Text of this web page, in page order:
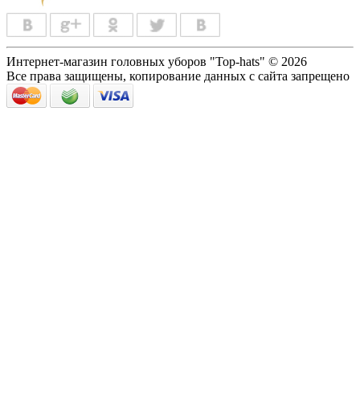
Интернет-магазин головных уборов "Top-hats" © 2026
Все права защищены, копирование данных с сайта запрещено